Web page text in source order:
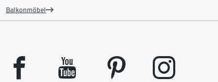
Balkonmöbel
facebook youtube pinterest instagram